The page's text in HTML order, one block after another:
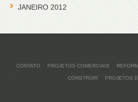
JANEIRO 2012
CONTATO PROJETOS COMERCIAIS
CONSTRUIR PROJETOS